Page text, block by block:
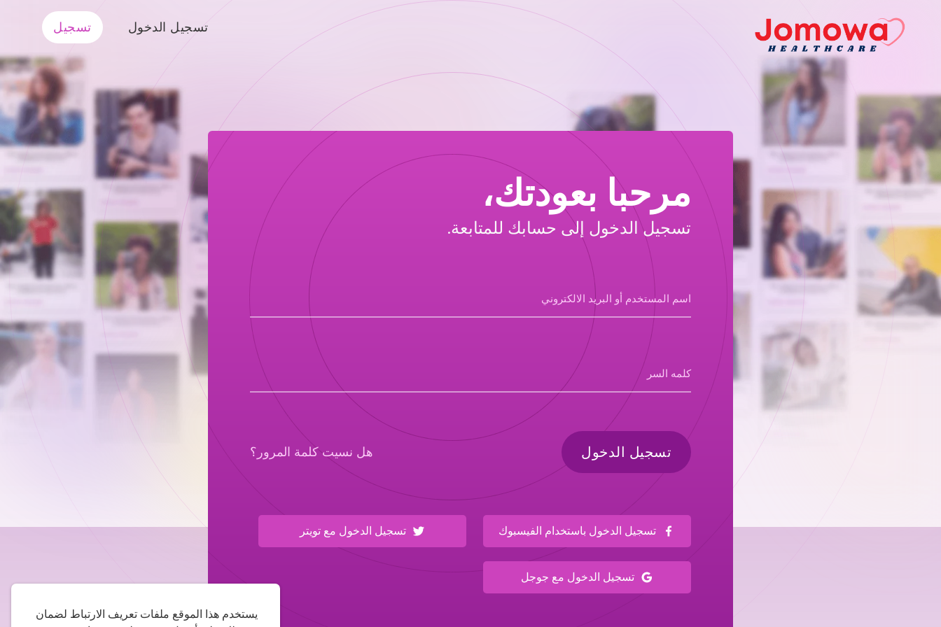
يستخدم هذا الموقع ملفات تعريف الارتباط لضمان
تسجيل الدخول تسجيل
مرحبا بعودتك،
تسجيل الدخول إلى حسابك للمتابعة.
اسم المستخدم أو البريد الالكتروني
كلمه السر
تسجيل الدخول هل نسيت كلمة المرور؟
تسجيل الدخول باستخدام الفيسبوك تسجيل الدخول مع تويتر
تسجيل الدخول مع جوجل